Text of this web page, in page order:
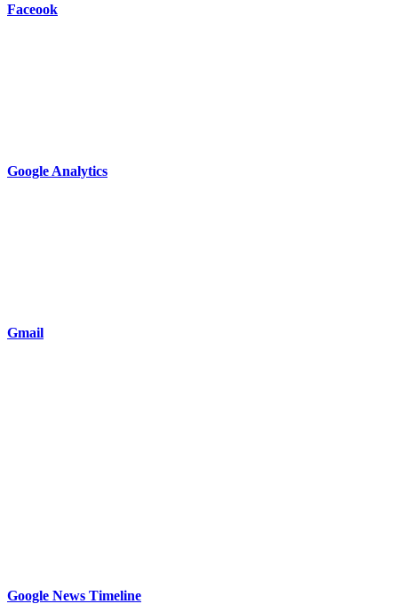
Faceook
Google Analytics
Gmail
Google News Timeline